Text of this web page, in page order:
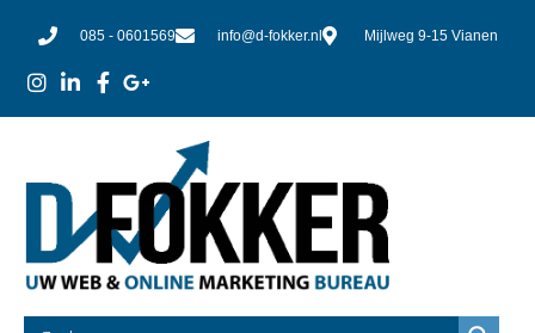
085 - 0601569 info@d-fokker.nl Mijlweg 9-15 Vianen